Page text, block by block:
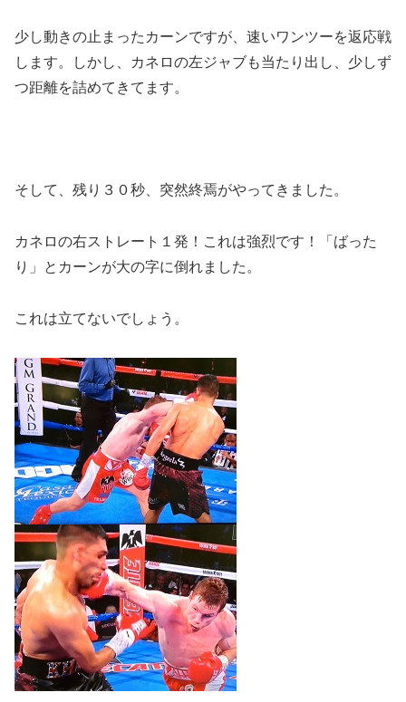
少し動きの止まったカーンですが、速いワンツーを返応戦
します。しかし、カネロの左ジャブも当たり出し、少しず
つ距離を詰めてきてます。
そして、残り３０秒、突然終焉がやってきました。
カネロの右ストレート１発！これは強烈です！「ばった
り」とカーンが大の字に倒れました。
これは立てないでしょう。